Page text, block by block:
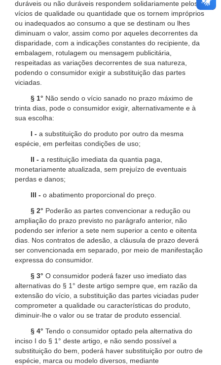
duráveis ou não duráveis respondem solidariamente pelos
vícios de qualidade ou quantidade que os tornem impróprios
ou inadequados ao consumo a que se destinam ou lhes
diminuam o valor, assim como por aqueles decorrentes da
disparidade, com a indicações constantes do recipiente, da
embalagem, rotulagem ou mensagem publicitária,
respeitadas as variações decorrentes de sua natureza,
podendo o consumidor exigir a substituição das partes
viciadas.
§ 1° Não sendo o vício sanado no prazo máximo de
trinta dias, pode o consumidor exigir, alternativamente e à
sua escolha:
I - a substituição do produto por outro da mesma
espécie, em perfeitas condições de uso;
II - a restituição imediata da quantia paga,
monetariamente atualizada, sem prejuízo de eventuais
perdas e danos;
III - o abatimento proporcional do preço.
§ 2° Poderão as partes convencionar a redução ou
ampliação do prazo previsto no parágrafo anterior, não
podendo ser inferior a sete nem superior a cento e oitenta
dias. Nos contratos de adesão, a cláusula de prazo deverá
ser convencionada em separado, por meio de manifestação
expressa do consumidor.
§ 3° O consumidor poderá fazer uso imediato das
alternativas do § 1° deste artigo sempre que, em razão da
extensão do vício, a substituição das partes viciadas puder
comprometer a qualidade ou características do produto,
diminuir-lhe o valor ou se tratar de produto essencial.
§ 4° Tendo o consumidor optado pela alternativa do
inciso I do § 1° deste artigo, e não sendo possível a
substituição do bem, poderá haver substituição por outro de
espécie, marca ou modelo diversos, mediante